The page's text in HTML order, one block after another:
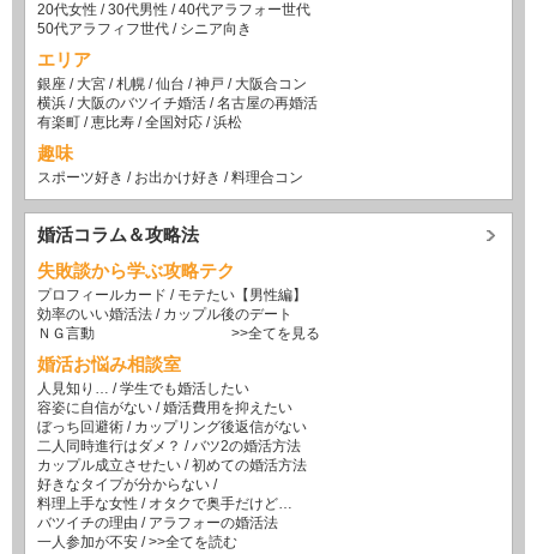
20代女性 /30代男性 /40代アラフォー世代
50代アラフィフ世代 / シニア向き
エリア
銀座 / 大宮 /札幌 /仙台 /神戸 / 大阪合コン
横浜 / 大阪のバツイチ婚活 /名古屋の再婚活
有楽町 /恵比寿 /全国対応 /浜松
趣味
スポーツ好き / お出かけ好き /料理合コン
婚活コラム＆攻略法
失敗談から学ぶ攻略テク
プロフィールカード / モテたい【男性編】
効率のいい婚活法 / カップル後のデート
ＮＧ言動
>>全てを見る
婚活お悩み相談室
人見知り… /学生でも婚活したい
容姿に自信がない /婚活費用を抑えたい
ぼっち回避術 / カップリング後返信がない
二人同時進行はダメ？ /バツ2の婚活方法
カップル成立させたい /初めての婚活方法
好きなタイプが分からない /
料理上手な女性 / オタクで奥手だけど…
バツイチの理由 / アラフォーの婚活法
一人参加が不安 />>全てを読む